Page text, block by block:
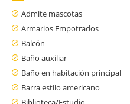
Admite mascotas
Armarios Empotrados
Balcón
Baño auxiliar
Baño en habitación principal
Barra estilo americano